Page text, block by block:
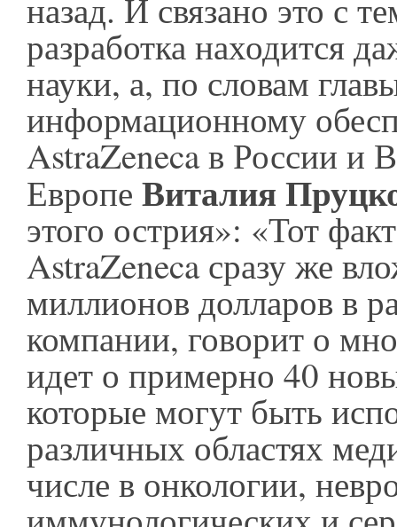
назад. И связано это с
разработка находится
науки, а, по словам
информационному
AstraZeneca в России и
Европе Виталия
этого острия»: «Тот
AstraZeneca сразу же
миллионов долларов в
компании, говорит о
идет о примерно 40
которые могут быть
различных областях
числе в онкологии,